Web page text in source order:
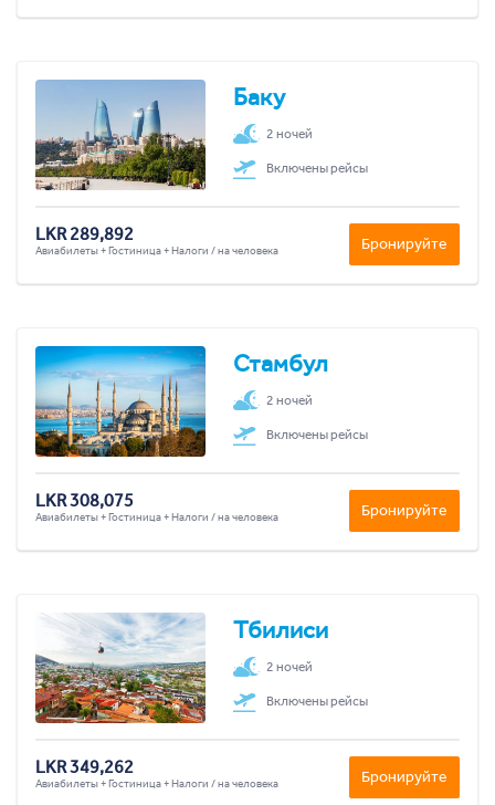
Баку
2 ночей
Включены рейсы
LKR 289,892
Авиабилеты + Гостиница + Налоги / на человека Бронируйте
Стамбул
2 ночей
Включены рейсы
LKR 308,075
Авиабилеты + Гостиница + Налоги / на человека Бронируйте
Тбилиси
2 ночей
Включены рейсы
LKR 349,262
Авиабилеты + Гостиница + Налоги / на человека Бронируйте